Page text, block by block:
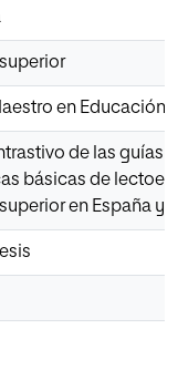
en Educación
de las guías
básicas de
en España y